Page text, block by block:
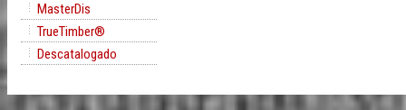
MasterDis
TrueTimber®
Descatalogado